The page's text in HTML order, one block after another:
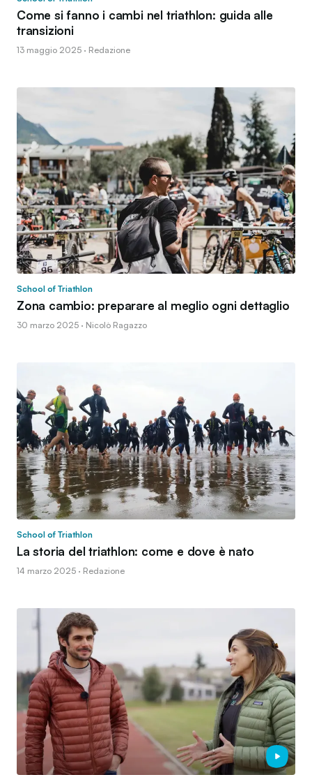
Come si fanno i cambi nel triathlon: guida alle
transizioni
13 maggio 2025 · Redazione
School of Triathlon
Zona cambio: preparare al meglio ogni dettaglio
30 marzo 2025 · Nicolò Ragazzo
School of Triathlon
La storia del triathlon: come e dove è nato
14 marzo 2025 · Redazione